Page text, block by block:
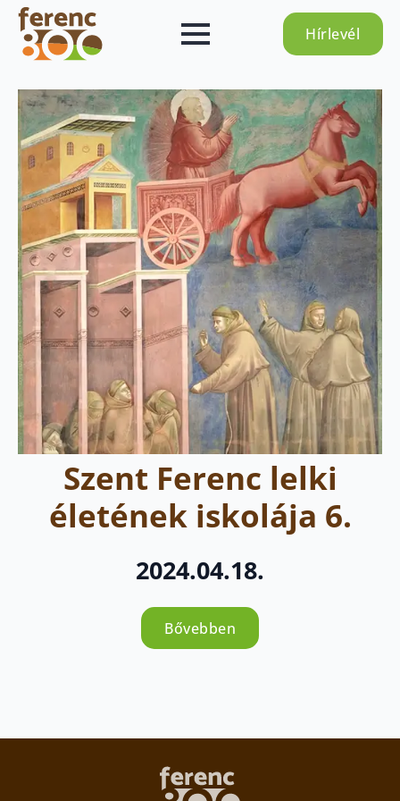
Hírlevél
Szent Ferenc lelki
életének iskolája 6.
2024.04.18.
Bővebben